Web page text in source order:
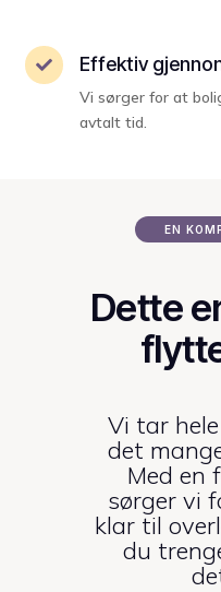
 Effektiv
Vi sørger for at
avtalt tid.
EN
Dette
Vi tar
det
Med en
sørger vi
klar til
du